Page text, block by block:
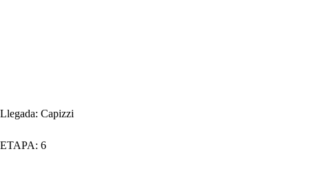
Llegada: Capizzi
ETAPA: 6